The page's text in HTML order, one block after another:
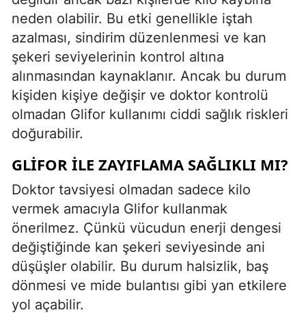
neden olabilir. Bu etki genellikle iştah
azalması, sindirim düzenlenmesi ve kan
şekeri seviyelerinin kontrol altına
alınmasından kaynaklanır. Ancak bu durum
kişiden kişiye değişir ve doktor kontrolü
olmadan Glifor kullanımı ciddi sağlık riskleri
doğurabilir.
GLIFOR ILE ZAYIFLAMA SAĞLIKLI MI?
Doktor tavsiyesi olmadan sadece kilo
vermek amacıyla Glifor kullanmak
önerilmez. Çünkü vücudun enerji dengesi
değiştiğinde kan şekeri seviyesinde ani
düşüşler olabilir. Bu durum halsizlik, baş
dönmesi ve mide bulantısı gibi yan etkilere
yol açabilir.